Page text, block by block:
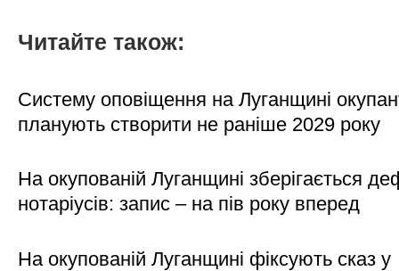
Читайте також:
Систему оповіщення на Луганщині
планують створити не раніше 2029 року
На окупованій Луганщині зберігається
нотаріусів: запис – на пів року вперед
На окупованій Луганщині фіксують сказ у